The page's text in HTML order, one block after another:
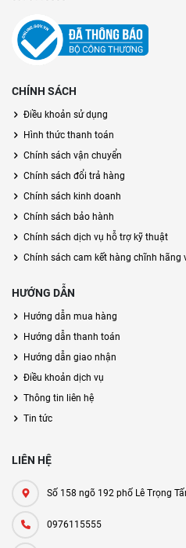
CHÍNH SÁCH
Điều khoản sử dụng
Hình thức thanh toán
Chính sách vận chuyển
Chính sách đổi trả hàng
Chính sách kinh doanh
Chính sách bảo hành
Chính sách dịch vụ hỗ trợ kỹ thuật
Chính sách cam kết hàng chĩnh hãng
HƯỚNG DẪN
Hướng dẫn mua hàng
Hướng dẫn thanh toán
Hướng dẫn giao nhận
Điều khoản dịch vụ
Thông tin liên hệ
Tin tức
LIÊN HỆ
Số 158 ngõ 192 phố Lê Trọng
0976115555